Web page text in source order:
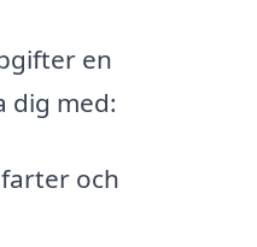
en
dig med:
och